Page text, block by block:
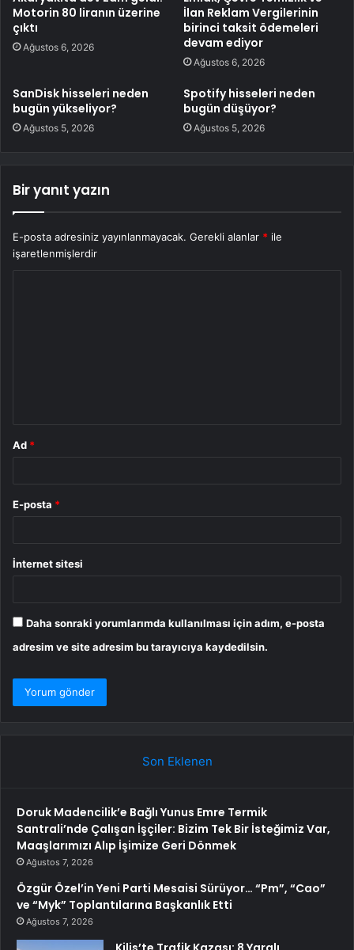
Motorin 80 liranın üzerine
çıktı
Ağustos 6, 2026
İlan Reklam Vergilerinin
birinci taksit ödemeleri
devam ediyor
Ağustos 6, 2026
SanDisk hisseleri neden
bugün yükseliyor?
Ağustos 5, 2026
Spotify hisseleri neden
bugün düşüyor?
Ağustos 5, 2026
Bir yanıt yazın
E-posta adresiniz yayınlanmayacak. Gerekli alanlar * ile
işaretlenmişlerdir
Ad *
E-posta *
İnternet sitesi
Daha sonraki yorumlarımda kullanılması için adım, e-posta
adresim ve site adresim bu tarayıcıya kaydedilsin.
Son Eklenen
Doruk Madencilik’e Bağlı Yunus Emre Termik
Santrali’nde Çalışan İşçiler: Bizim Tek Bir İsteğimiz Var,
Maaşlarımızı Alıp İşimize Geri Dönmek
Ağustos 7, 2026
Özgür Özel’in Yeni Parti Mesaisi Sürüyor… “Pm”, “Cao”
ve “Myk” Toplantılarına Başkanlık Etti
Ağustos 7, 2026